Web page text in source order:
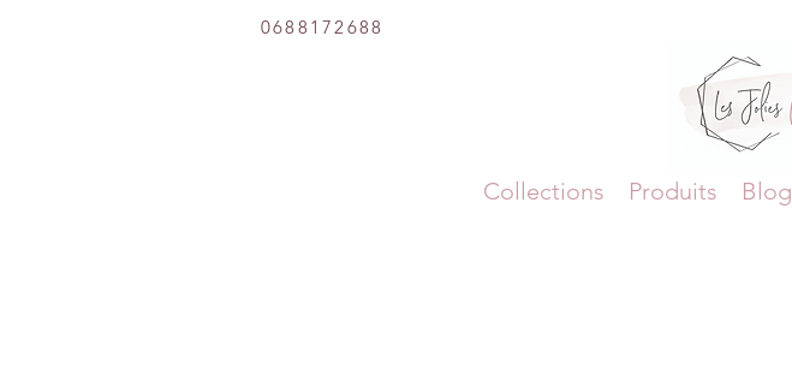
0688172688
Collections Produits Blog